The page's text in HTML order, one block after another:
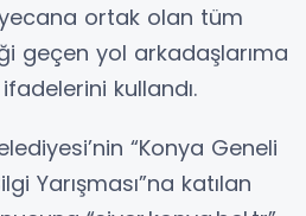
ortak olan tüm
geçen yol arkadaşlarıma
kullandı.
“Konya Geneli
Yarışması”na katılan